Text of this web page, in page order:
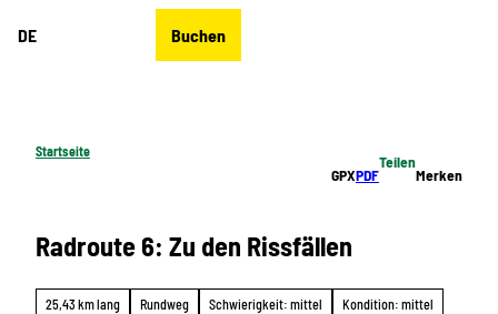
DE Buchen
Startseite
GPXPDF
Teilen
Merken
Radroute 6: Zu den Rissfällen
25,43 km lang Rundweg Schwierigkeit: mittel
Kondition: mittel